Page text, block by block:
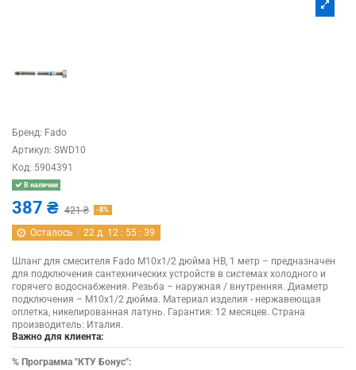
Бренд: Fado
Артикул: SWD10
Код: 5904391
В наличии
387 ₴ 421 ₴ -8%
Осталось 22 д. 12 : 55 :39
Шланг для смесителя Fado M10х1/2 дюйма НВ, 1 метр – предназначен
для подключения сантехнических устройств в системах холодного и
горячего водоснабжения. Резьба – наружная / внутренняя. Диаметр
подключения – M10х1/2 дюйма. Материал изделия - нержавеющая
оплетка, никелированная латунь. Гарантия: 12 месяцев. Страна
производитель: Италия.
Важно для клиента:
% Программа "КТУ Бонус":